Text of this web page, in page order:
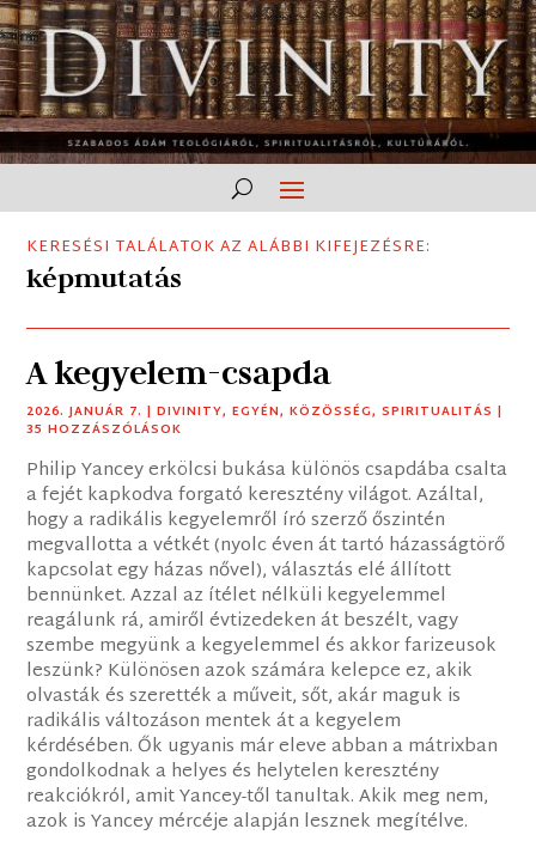
KERESÉSI TALÁLATOK AZ ALÁBBI KIFEJEZÉSRE:
képmutatás
A kegyelem-csapda
2026. JANUÁR 7. |DIVINITY,EGYÉN,KÖZÖSSÉG,SPIRITUALITÁS |
35 HOZZÁSZÓLÁSOK
Philip Yancey erkölcsi bukása különös csapdába csalta
a fejét kapkodva forgató keresztény világot. Azáltal,
hogy a radikális kegyelemről író szerző őszintén
megvallotta a vétkét (nyolc éven át tartó házasságtörő
kapcsolat egy házas nővel), választás elé állított
bennünket. Azzal az ítélet nélküli kegyelemmel
reagálunk rá, amiről évtizedeken át beszélt, vagy
szembe megyünk a kegyelemmel és akkor farizeusok
leszünk? Különösen azok számára kelepce ez, akik
olvasták és szerették a műveit, sőt, akár maguk is
radikális változáson mentek át a kegyelem
kérdésében. Ők ugyanis már eleve abban a mátrixban
gondolkodnak a helyes és helytelen keresztény
reakciókról, amit Yancey-től tanultak. Akik meg nem,
azok is Yancey mércéje alapján lesznek megítélve.